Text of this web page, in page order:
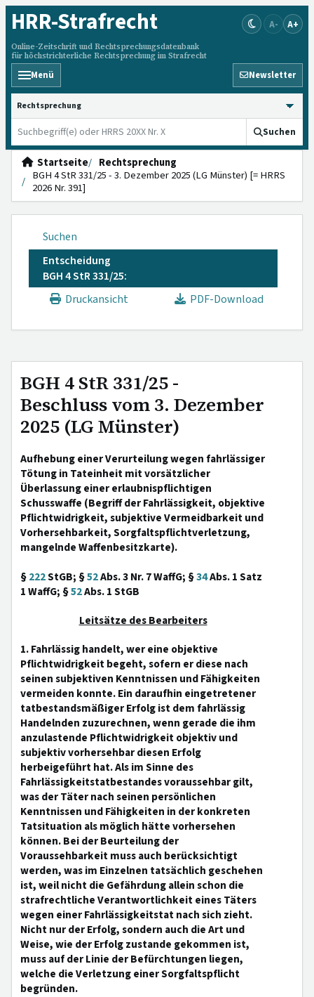
HRR-Strafrecht
Online-Zeitschrift und Rechtsprechungsdatenbank
für höchstrichterliche Rechtsprechung im Strafrecht
A- A+
Menü Newsletter
HRRS durchsuchen
Suchen
Startseite
Rechtsprechung
BGH 4 StR 331/25 - 3. Dezember 2025 (LG Münster) [= HRRS
2026 Nr. 391]
Suchen
Entscheidung
BGH 4 StR 331/25:
Druckansicht
PDF-Download
BGH 4 StR 331/25 -
Beschluss vom 3. Dezember
2025 (LG Münster)
Aufhebung einer Verurteilung wegen fahrlässiger
Tötung in Tateinheit mit vorsätzlicher
Überlassung einer erlaubnispflichtigen
Schusswaffe (Begriff der Fahrlässigkeit, objektive
Pflichtwidrigkeit, subjektive Vermeidbarkeit und
Vorhersehbarkeit, Sorgfaltspflichtverletzung,
mangelnde Waffenbesitzkarte).
§222StGB; §52Abs. 3 Nr. 7 WaffG; §34Abs. 1 Satz
1 WaffG; §52Abs. 1 StGB
Leitsätze des Bearbeiters
1. Fahrlässig handelt, wer eine objektive
Pflichtwidrigkeit begeht, sofern er diese nach
seinen subjektiven Kenntnissen und Fähigkeiten
vermeiden konnte. Ein daraufhin eingetretener
tatbestandsmäßiger Erfolg ist dem fahrlässig
Handelnden zuzurechnen, wenn gerade die ihm
anzulastende Pflichtwidrigkeit objektiv und
subjektiv vorhersehbar diesen Erfolg
herbeigeführt hat. Als im Sinne des
Fahrlässigkeitstatbestandes voraussehbar gilt,
was der Täter nach seinen persönlichen
Kenntnissen und Fähigkeiten in der konkreten
Tatsituation als möglich hätte vorhersehen
können. Bei der Beurteilung der
Voraussehbarkeit muss auch berücksichtigt
werden, was im Einzelnen tatsächlich geschehen
ist, weil nicht die Gefährdung allein schon die
strafrechtliche Verantwortlichkeit eines Täters
wegen einer Fahrlässigkeitstat nach sich zieht.
Nicht nur der Erfolg, sondern auch die Art und
Weise, wie der Erfolg zustande gekommen ist,
muss auf der Linie der Befürchtungen liegen,
welche die Verletzung einer Sorgfaltspflicht
begründen.